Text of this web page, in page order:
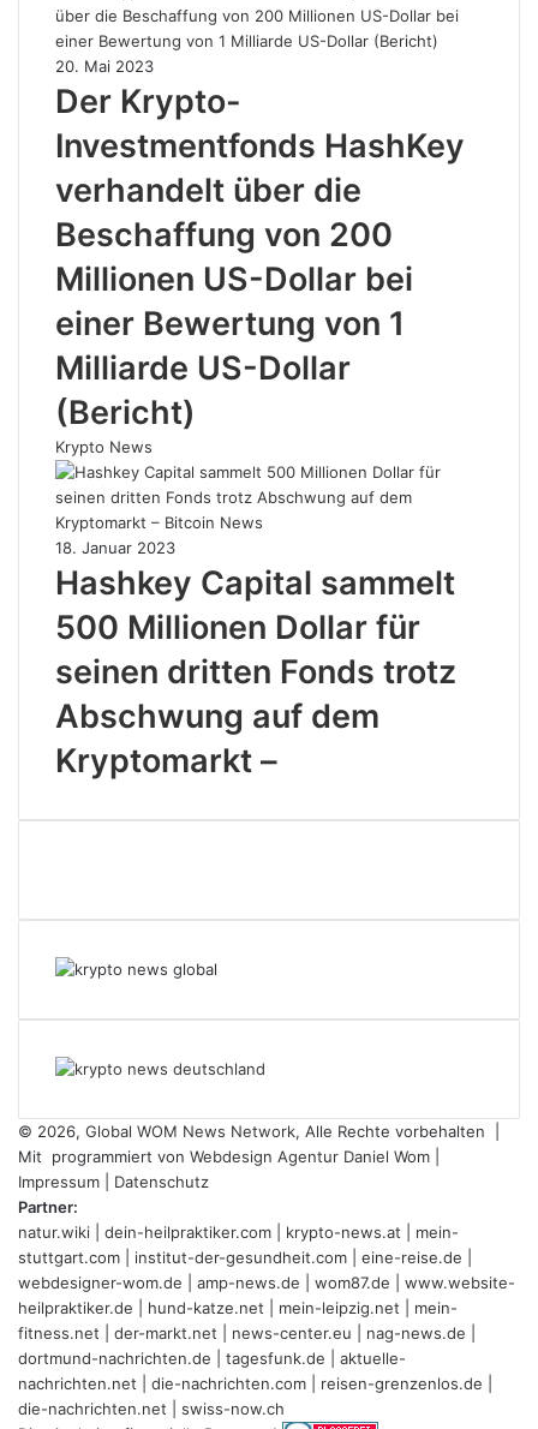
20. Mai 2023
Der Krypto-
Investmentfonds HashKey
verhandelt über die
Beschaffung von 200
Millionen US-Dollar bei
einer Bewertung von 1
Milliarde US-Dollar
(Bericht)
Krypto News
18. Januar 2023
Hashkey Capital sammelt
500 Millionen Dollar für
seinen dritten Fonds trotz
Abschwung auf dem
Kryptomarkt –
© 2026, Global WOM News Network, Alle Rechte vorbehalten |
Mit
programmiert von Webdesign Agentur Daniel Wom
Impressum
Datenschutz
Partner:
natur.wiki
dein-heilpraktiker.com krypto-news.at
mein-
stuttgart.com
institut-der-gesundheit.com eine-reise.de
webdesigner-wom.de
amp-news.de wom87.de
www.website-
heilpraktiker.de
hund-katze.net mein-leipzig.net
mein-
fitness.net
der-markt.net news-center.eu nag-news.de
dortmund-nachrichten.de
tagesfunk.de
aktuelle-
nachrichten.net
die-nachrichten.com reisen-grenzenlos.de
die-nachrichten.net
swiss-now.ch